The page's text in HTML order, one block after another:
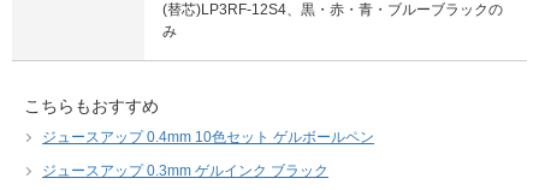
(替芯)LP3RF-12S4、黒・赤・青・ブルーブラックの
み
こちらもおすすめ
ジュースアップ 0.4mm 10色セット ゲルボールペン
ジュースアップ 0.3mm ゲルインク ブラック